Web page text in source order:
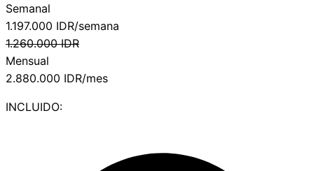
Semanal
1.197.000 IDR/semana
1.260.000 IDR
Mensual
2.880.000 IDR/mes
INCLUIDO: